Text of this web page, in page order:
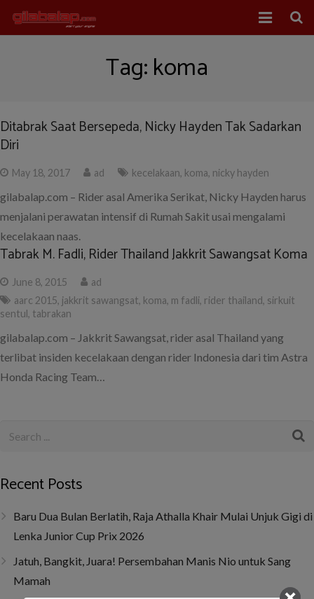
About Us
Tag:koma
Ditabrak Saat Bersepeda, Nicky Hayden Tak Sadarkan
Diri
May 18, 2017 ad kecelakaan, koma, nicky hayden
gilabalap.com – Rider asal Amerika Serikat, Nicky Hayden harus
menjalani perawatan intensif di Rumah Sakit usai mengalami
kecelakaan naas.
Tabrak M. Fadli, Rider Thailand Jakkrit Sawangsat Koma
June 8, 2015
ad
aarc 2015, jakkrit sawangsat, koma, m fadli, rider thailand, sirkuit
sentul, tabrakan
gilabalap.com – Jakkrit Sawangsat, rider asal Thailand yang
terlibat insiden kecelakaan dengan rider Indonesia dari tim Astra
Honda Racing Team…
Recent Posts
Baru Dua Bulan Berlatih, Raja Athalla Khair Mulai Unjuk Gigi di
Lenka Junior Cup Prix 2026
Jatuh, Bangkit, Juara! Persembahan Manis Nio untuk Sang
Mamah